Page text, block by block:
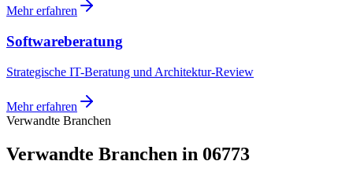
Mehr erfahren
Softwareberatung
Strategische IT-Beratung und Architektur-Review
Mehr erfahren
Verwandte Branchen
Verwandte Branchen in 06773